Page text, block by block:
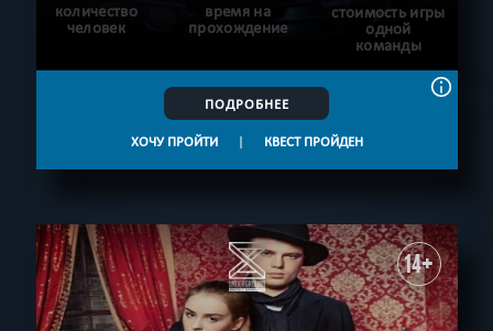
количество
человек
время на
прохождение
стоимость игры
одной
команды
ПОДРОБНЕЕ
ХОЧУ ПРОЙТИ | КВЕСТ ПРОЙДЕН
14+